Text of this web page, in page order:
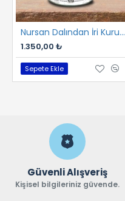
Nursan Dalından İri Kuru Gemlik Sele 2 kg
1.350,00 ₺
Sepete Ekle
Güvenli Alışveriş
Kişisel bilgileriniz güvende.